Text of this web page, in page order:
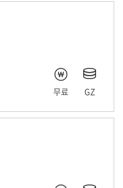
무료 GZ